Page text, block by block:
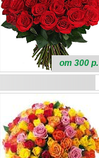
от 300 р.